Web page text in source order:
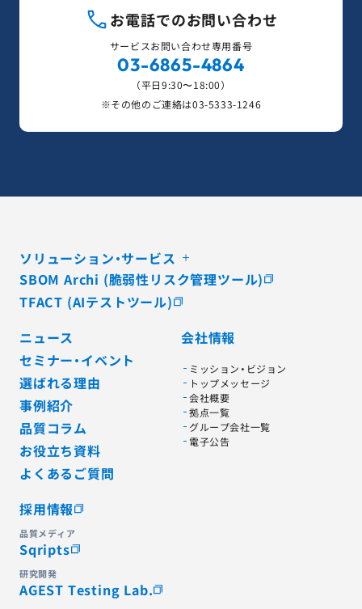
お電話でのお問い合わせ
サービスお問い合わせ専用番号
03-6865-4864
（平日9:30〜18:00）
※その他のご連絡は03-5333-1246
ソリューション・サービス
SBOM Archi (脆弱性リスク管理ツール)
TFACT (AIテストツール)
ニュース
セミナー・イベント
選ばれる理由
事例紹介
品質コラム
お役立ち資料
よくあるご質問
会社情報
ミッション・ビジョン
トップメッセージ
会社概要
拠点一覧
グループ会社一覧
電子公告
採用情報
品質メディア
Sqripts
研究開発
AGEST Testing Lab.